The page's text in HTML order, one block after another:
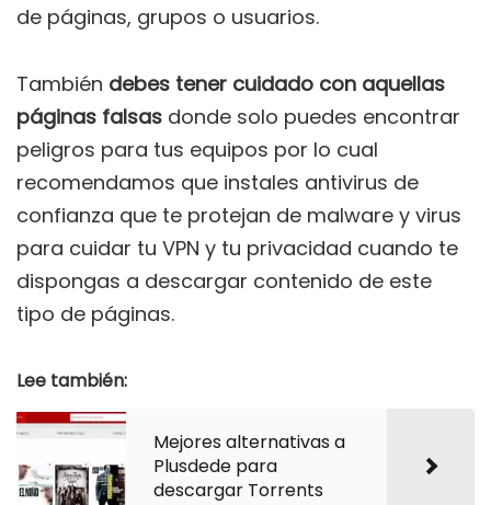
de páginas, grupos o usuarios.
También debes tener cuidado con aquellas
páginas falsas donde solo puedes encontrar
peligros para tus equipos por lo cual
recomendamos que instales antivirus de
confianza que te protejan de malware y virus
para cuidar tu VPN y tu privacidad cuando te
dispongas a descargar contenido de este
tipo de páginas.
Lee también:
Mejores alternativas a
Plusdede para
descargar Torrents